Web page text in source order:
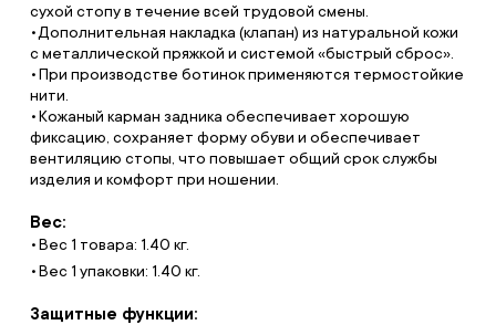
сухой стопу в течение всей трудовой смены.
Дополнительная накладка (клапан) из натуральной кожи
с металлической пряжкой и системой «быстрый сброс».
При производстве ботинок применяются термостойкие
нити.
Кожаный карман задника обеспечивает хорошую
фиксацию, сохраняет форму обуви и обеспечивает
вентиляцию стопы, что повышает общий срок службы
изделия и комфорт при ношении.
Вес:
Вес 1 товара: 1.40 кг.
Вес 1 упаковки: 1.40 кг.
Защитные функции: